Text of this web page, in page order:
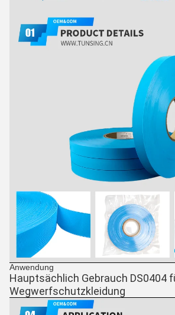
Anwendung
Hauptsächlich Gebrauch DS0404
Wegwerfschutzkleidung